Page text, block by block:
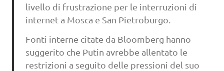
livello di frustrazione per le interruzioni di
internet a Mosca e San Pietroburgo.
Fonti interne citate da Bloomberg hanno
suggerito che Putin avrebbe allentato le
restrizioni a seguito delle pressioni del suo